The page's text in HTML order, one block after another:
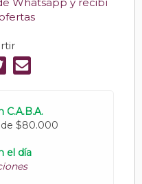
Whatsapp y recibí
C.A.B.A.
$80.000
el día